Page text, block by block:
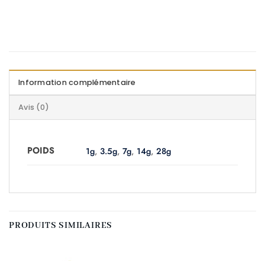
Information complémentaire
Avis (0)
POIDS 1g,3.5g,7g, 14g,28g
PRODUITS SIMILAIRES